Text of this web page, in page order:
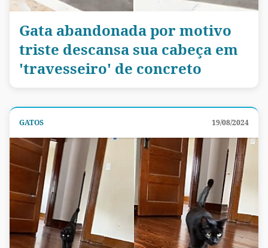
Gata abandonada por motivo
triste descansa sua cabeça em
'travesseiro' de concreto
GATOS 19/08/2024